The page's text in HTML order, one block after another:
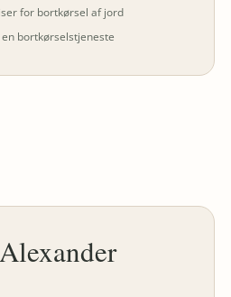
for bortkørsel af jord
bortkørselstjeneste
Alexander